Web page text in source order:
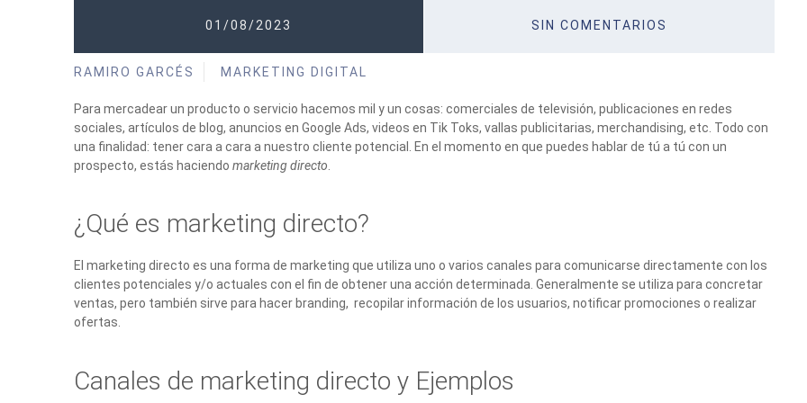
01/08/2023 SIN COMENTARIOS
RAMIRO GARCÉS MARKETING DIGITAL
Para mercadear un producto o servicio hacemos mil y un cosas: comerciales de televisión, publicaciones en redes
sociales, artículos de blog, anuncios en Google Ads, videos en Tik Toks, vallas publicitarias, merchandising, etc. Todo con
una finalidad: tener cara a cara a nuestro cliente potencial. En el momento en que puedes hablar de tú a tú con un
prospecto, estás haciendo marketing directo
¿Qué es marketing directo?
El marketing directo es una forma de marketing que utiliza uno o varios canales para comunicarse directamente con los
clientes potenciales y/o actuales con el fin de obtener una acción determinada. Generalmente se utiliza para concretar
ventas, pero también sirve para hacer branding, recopilar información de los usuarios, notificar promociones o realizar
ofertas.
Canales de marketing directo y Ejemplos